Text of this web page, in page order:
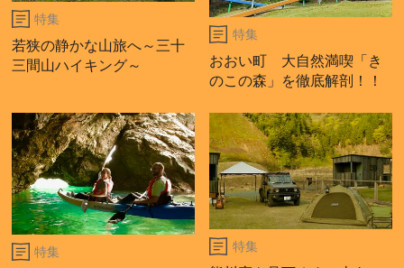
特集
若狭の静かな山旅へ～三十
三間山ハイキング～
特集
おおい町 大自然満喫「き
のこの森」を徹底解剖！！
特集 特集